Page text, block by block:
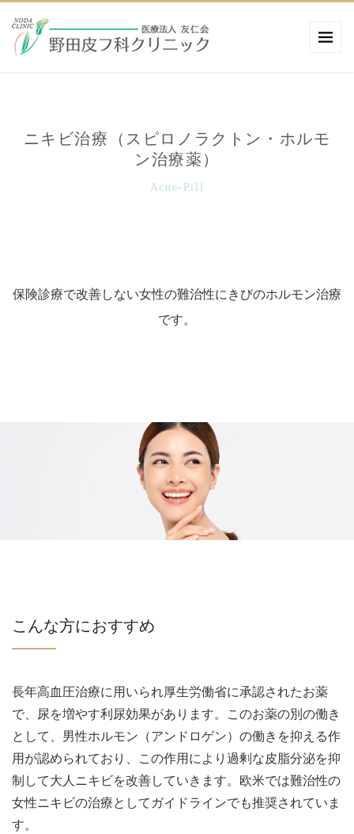
ニキビ治療（スピロノラクトン・ホルモ
ン治療薬）
Acne-Pill
保険診療で改善しない女性の難治性にきびのホルモン治療
です。
こんな方におすすめ
長年高血圧治療に用いられ厚生労働省に承認されたお薬
で、尿を増やす利尿効果があります。このお薬の別の働き
として、男性ホルモン（アンドロゲン）の働きを抑える作
用が認められており、この作用により過剰な皮脂分泌を抑
制して大人ニキビを改善していきます。欧米では難治性の
女性ニキビの治療としてガイドラインでも推奨されていま
す。